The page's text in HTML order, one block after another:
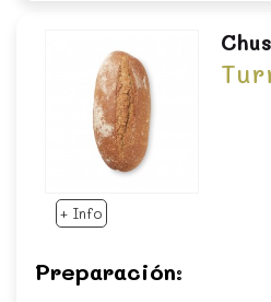
+ Info
Preparación: